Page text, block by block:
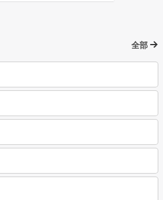
全部